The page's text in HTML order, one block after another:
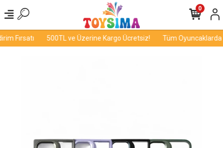
Fırsatı 500TL ve Üzerine Kargo Ücretsiz! Tüm Oyuncaklarda
0